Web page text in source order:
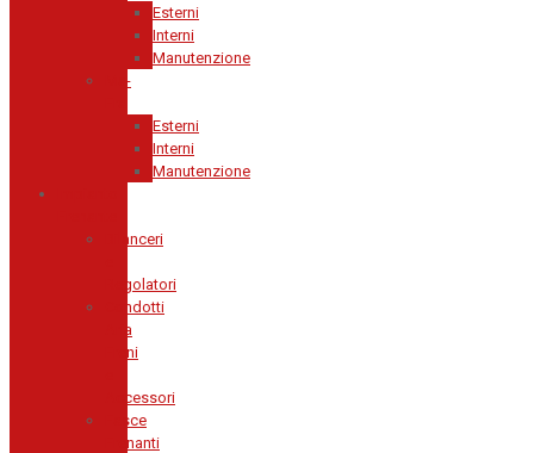
Esterni
Interni
Manutenzione
Ma-
Esterni
Interni
Manutenzione
Bilanceri
Regolatori
Condotti
Aria
Freni
Accessori
Fasce
Frenanti